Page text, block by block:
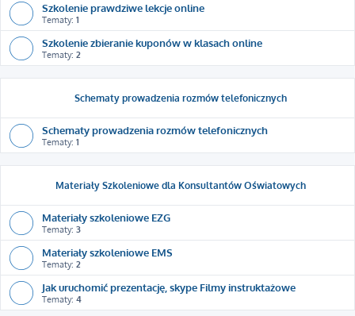
Szkolenie prawdziwe lekcje online
Tematy: 1
Szkolenie zbieranie kuponów w klasach online
Tematy: 2
Schematy prowadzenia rozmów telefonicznych
Schematy prowadzenia rozmów telefonicznych
Tematy: 1
Materiały Szkoleniowe dla Konsultantów Oświatowych
Materiały szkoleniowe EZG
Tematy: 3
Materiały szkoleniowe EMS
Tematy: 2
Jak uruchomić prezentację, skype Filmy instruktażowe
Tematy: 4